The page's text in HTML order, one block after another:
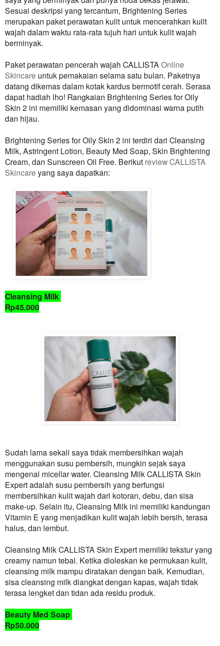
Sesuai deskripsi yang tercantum, Brightening Series
merupakan paket perawatan kulit untuk mencerahkan kulit
wajah dalam waktu rata-rata tujuh hari untuk kulit wajah
berminyak.
Paket perawatan pencerah wajah CALLISTA Online
Skincare untuk pemakaian selama satu bulan. Paketnya
datang dikemas dalam kotak kardus bermotif cerah. Serasa
dapat hadiah lho! Rangkaian Brightening Series for Oily
Skin 2 ini memiliki kemasan yang didominasi warna putih
dan hijau.
Brightening Series for Oily Skin 2 ini terdiri dari Cleansing
Milk, Astringent Lotion, Beauty Med Soap, Skin Brightening
Cream, dan Sunscreen Oil Free. Berikut review CALLISTA
Skincare yang saya dapatkan:
Cleansing Milk
Rp45.000
Sudah lama sekali saya tidak membersihkan wajah
menggunakan susu pembersih, mungkin sejak saya
mengenal micellar water. Cleansing MilkCALLISTA Skin
Expert adalah susu pembersih yang berfungsi
membersihkan kulit wajah dari kotoran, debu, dan sisa
make-up. Selain itu, Cleansing Milk ini memiliki kandungan
Vitamin E yang menjadikan kulit wajah lebih bersih, terasa
halus, dan lembut.
Cleansing MilkCALLISTA Skin Expert memiliki tekstur yang
creamy namun tebal. Ketika dioleskan ke permukaan kulit,
cleansing milk mampu diratakan dengan baik. Kemudian,
sisa cleansing milk diangkat dengan kapas, wajah tidak
terasa lengket dan tidan ada residu produk.
Beauty Med Soap
Rp50.000